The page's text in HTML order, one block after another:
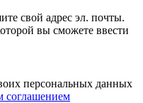
свой адрес эл. почты.
вы сможете ввести
персональных данных
соглашением